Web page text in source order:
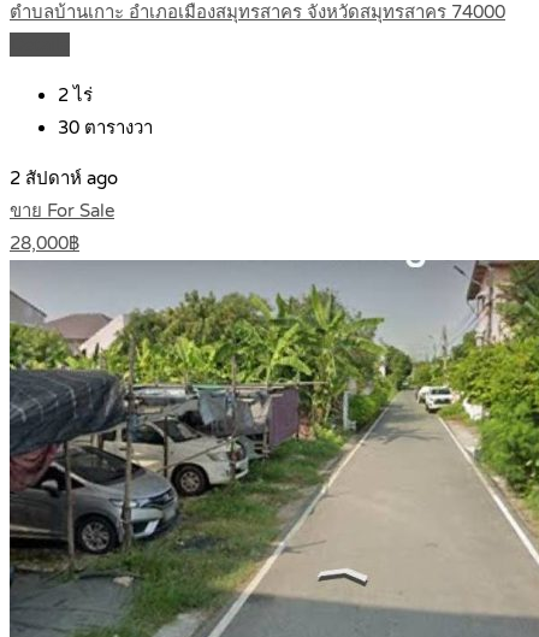
ตำบลบ้านเกาะ อำเภอเมืองสมุทรสาคร จังหวัดสมุทรสาคร 74000
2ไร่
30 ตารางวา
2 สัปดาห์ ago
ขาย For Sale
28,000฿